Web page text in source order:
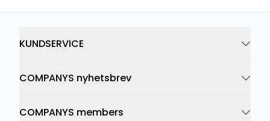
KUNDSERVICE
COMPANYS nyhetsbrev
COMPANYS members